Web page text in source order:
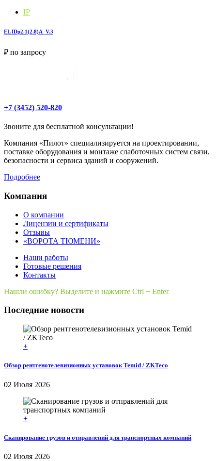
IP
EL IDp2.1(2.8)A_V.3
₽ по запросу
+7 (3452) 520-820
Звоните для бесплатной консультации!
Компания «Пилот» специализируется на проектировании,
поставке оборудования и монтаже слаботочных систем связи,
безопасности и сервиса зданий и сооружений.
Подробнее
Компания
О компании
Лицензии и сертификаты
Отзывы
«ВОРОТА ТЮМЕНИ»
Наши работы
Готовые решения
Контакты
Нашли ошибку? Выделите и нажмите Ctrl + Enter
Последние новости
+
Обзор рентгенотелевизионных установок Temid / ZKTeco
02 Июля 2026
+
Сканирование грузов и отправлений для транспортных компаний
02 Июля 2026